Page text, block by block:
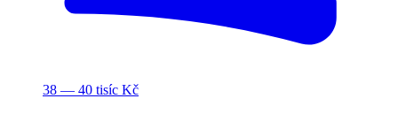
38 — 40 tisíc Kč